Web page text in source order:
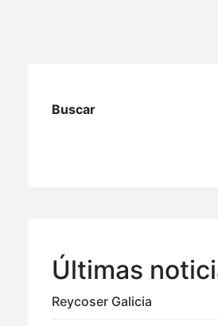
Buscar
Últimas
Reycoser Galicia